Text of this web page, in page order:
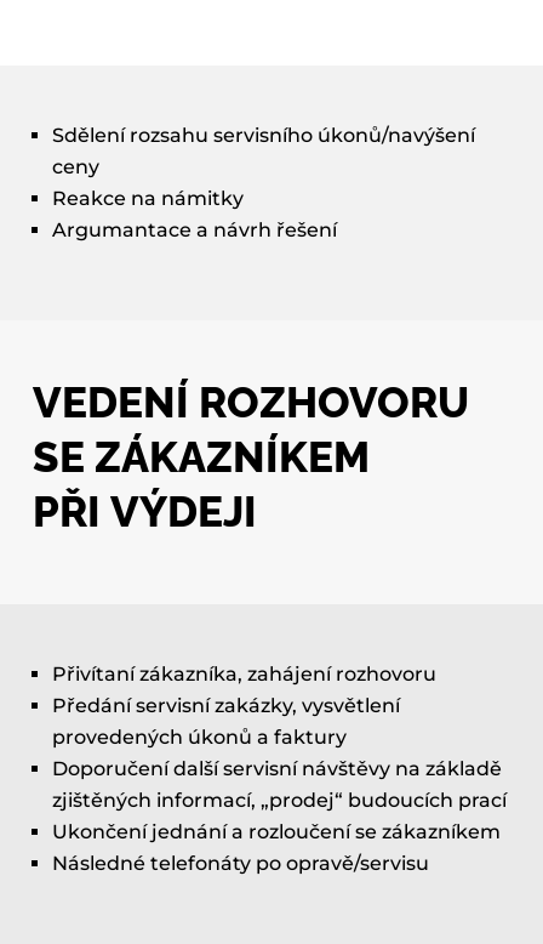
Sdělení rozsahu servisního úkonů/navýšení
ceny
Reakce na námitky
Argumantace a návrh řešení
VEDENÍ ROZHOVORU
SE ZÁKAZNÍKEM
PŘI VÝDEJI
Přivítaní zákazníka, zahájení rozhovoru
Předání servisní zakázky, vysvětlení
provedených úkonů a faktury
Doporučení další servisní návštěvy na základě
zjištěných informací, „prodej“ budoucích prací
Ukončení jednání a rozloučení se zákazníkem
Následné telefonáty po opravě/servisu